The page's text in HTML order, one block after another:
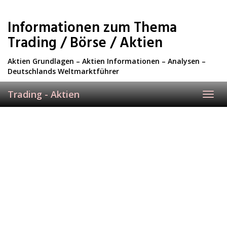
main
content
Informationen zum Thema
Trading / Börse / Aktien
Aktien Grundlagen – Aktien Informationen – Analysen –
Deutschlands Weltmarktführer
Trading - Aktien